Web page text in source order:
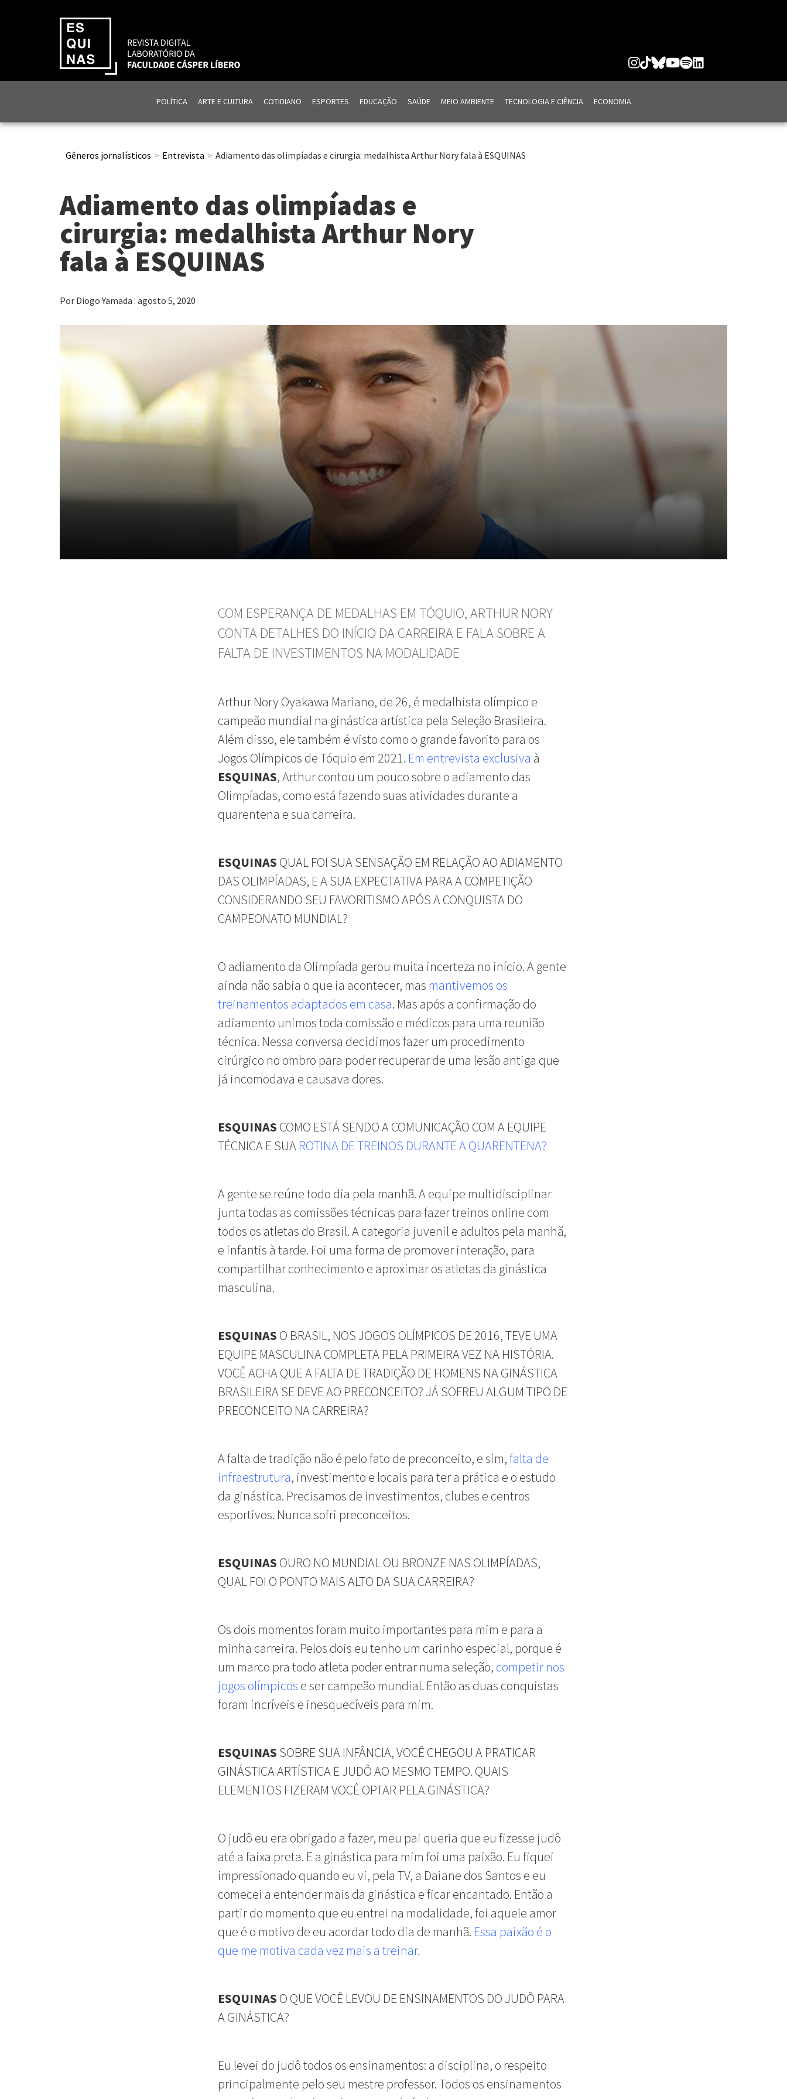
POLÍTICA ARTE E CULTURA COTIDIANO ESPORTES EDUCAÇÃO SAÚDE MEIO AMBIENTE TECNOLOGIA E CIÊNCIA ECONOMIA
Gêneros jornalísticos Entrevista Adiamento das olimpíadas e cirurgia: medalhista Arthur Nory fala à ESQUINAS
Adiamento das olimpíadas e
cirurgia: medalhista Arthur Nory
fala à ESQUINAS
Por Diogo Yamada : agosto 5, 2020
COM ESPERANÇA DE MEDALHAS EM TÓQUIO, ARTHUR NORY
CONTA DETALHES DO INÍCIO DA CARREIRA E FALA SOBRE A
FALTA DE INVESTIMENTOS NA MODALIDADE
Arthur Nory Oyakawa Mariano, de 26, é medalhista olímpico e
campeão mundial na ginástica artística pela Seleção Brasileira.
Além disso, ele também é visto como o grande favorito para os
Jogos Olímpicos de Tóquio em 2021. Em entrevista exclusiva à
ESQUINAS, Arthur contou um pouco sobre o adiamento das
Olimpíadas, como está fazendo suas atividades durante a
quarentena e sua carreira.
ESQUINAS QUAL FOI SUA SENSAÇÃO EM RELAÇÃO AO ADIAMENTO
DAS OLIMPÍADAS, E A SUA EXPECTATIVA PARA A COMPETIÇÃO
CONSIDERANDO SEU FAVORITISMO APÓS A CONQUISTA DO
CAMPEONATO MUNDIAL?
O adiamento da Olimpíada gerou muita incerteza no início. A gente
ainda não sabia o que ia acontecer, mas mantivemos os
treinamentos adaptados em casa. Mas após a confirmação do
adiamento unimos toda comissão e médicos para uma reunião
técnica. Nessa conversa decidimos fazer um procedimento
cirúrgico no ombro para poder recuperar de uma lesão antiga que
já incomodava e causava dores.
ESQUINAS COMO ESTÁ SENDO A COMUNICAÇÃO COM A EQUIPE
TÉCNICA E SUA ROTINA DE TREINOS DURANTE A QUARENTENA?
A gente se reúne todo dia pela manhã. A equipe multidisciplinar
junta todas as comissões técnicas para fazer treinos online com
todos os atletas do Brasil. A categoria juvenil e adultos pela manhã,
e infantis à tarde. Foi uma forma de promover interação, para
compartilhar conhecimento e aproximar os atletas da ginástica
masculina.
ESQUINAS O BRASIL, NOS JOGOS OLÍMPICOS DE 2016, TEVE UMA
EQUIPE MASCULINA COMPLETA PELA PRIMEIRA VEZ NA HISTÓRIA.
VOCÊ ACHA QUE A FALTA DE TRADIÇÃO DE HOMENS NA GINÁSTICA
BRASILEIRA SE DEVE AO PRECONCEITO? JÁ SOFREU ALGUM TIPO DE
PRECONCEITO NA CARREIRA?
A falta de tradição não é pelo fato de preconceito, e sim,falta de
infraestrutura, investimento e locais para ter a prática e o estudo
da ginástica. Precisamos de investimentos, clubes e centros
esportivos. Nunca sofri preconceitos.
ESQUINAS OURO NO MUNDIAL OU BRONZE NAS OLIMPÍADAS,
QUAL FOI O PONTO MAIS ALTO DA SUA CARREIRA?
Os dois momentos foram muito importantes para mim e para a
minha carreira. Pelos dois eu tenho um carinho especial, porque é
um marco pra todo atleta poder entrar numa seleção, competir nos
jogos olímpicos e ser campeão mundial. Então as duas conquistas
foram incríveis e inesquecíveis para mim.
ESQUINAS SOBRE SUA INFÂNCIA, VOCÊ CHEGOU A PRATICAR
GINÁSTICA ARTÍSTICA E JUDÔ AO MESMO TEMPO. QUAIS
ELEMENTOS FIZERAM VOCÊ OPTAR PELA GINÁSTICA?
O judô eu era obrigado a fazer, meu pai queria que eu fizesse judô
até a faixa preta. E a ginástica para mim foi uma paixão. Eu fiquei
impressionado quando eu vi, pela TV, a Daiane dos Santos e eu
comecei a entender mais da ginástica e ficar encantado. Então a
partir do momento que eu entrei na modalidade, foi aquele amor
que é o motivo de eu acordar todo dia de manhã. Essa paixão é o
que me motiva cada vez mais a treinar.
ESQUINAS O QUE VOCÊ LEVOU DE ENSINAMENTOS DO JUDÔ PARA
A GINÁSTICA?
Eu levei do judô todos os ensinamentos: a disciplina, o respeito
principalmente pelo seu mestre professor. Todos os ensinamentos